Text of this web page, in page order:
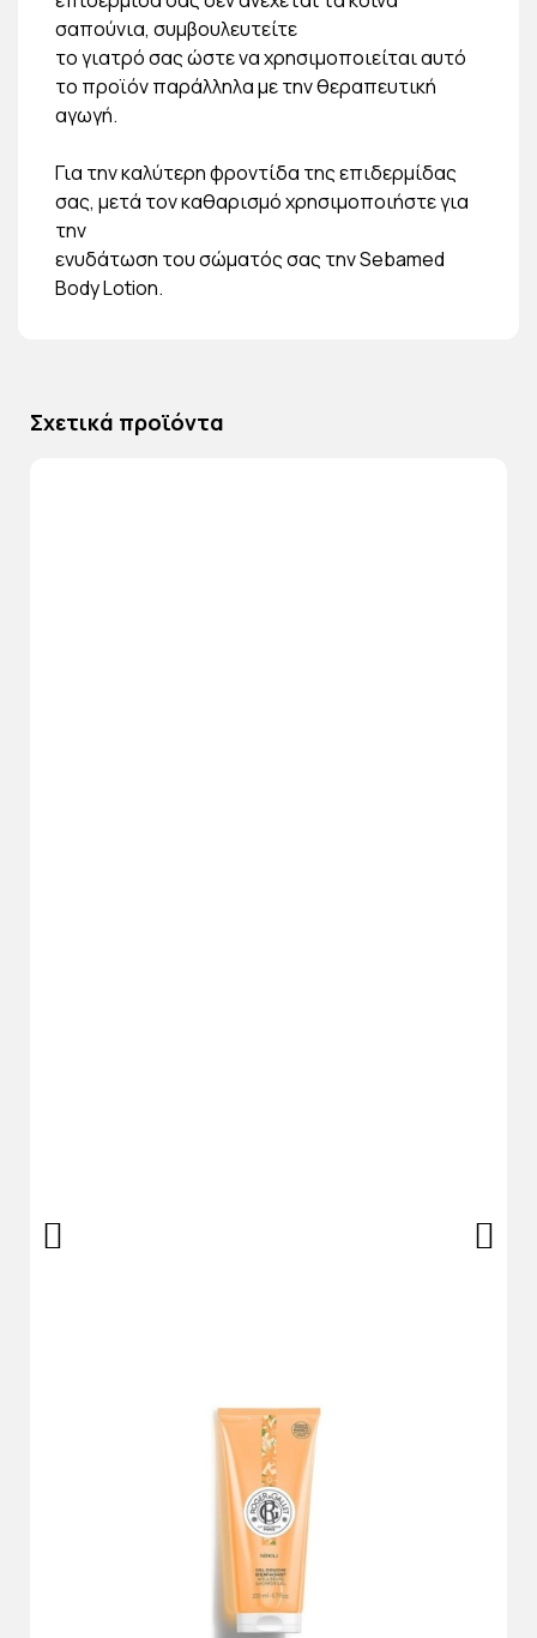
σαπούνια, συμβουλευτείτε
το γιατρό σας ώστε να χρησιμοποιείται αυτό
το προϊόν παράλληλα με την θεραπευτική
αγωγή.
Για την καλύτερη φροντίδα της επιδερμίδας
σας, μετά τον καθαρισμό χρησιμοποιήστε για
την
ενυδάτωση του σώματός σας την Sebamed
Body Lotion.
Σχετικά προϊόντα